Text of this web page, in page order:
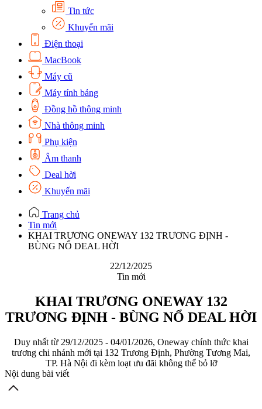
Tin tức
Khuyến mãi
Điện thoại
MacBook
Máy cũ
Máy tính bảng
Đồng hồ thông minh
Nhà thông minh
Phụ kiện
Âm thanh
Deal hời
Khuyến mãi
Trang chủ
Tin mới
KHAI TRƯƠNG ONEWAY 132 TRƯƠNG ĐỊNH -
BÙNG NỔ DEAL HỜI
22/12/2025
Tin mới
KHAI TRƯƠNG ONEWAY 132
TRƯƠNG ĐỊNH - BÙNG NỔ DEAL HỜI
Duy nhất từ 29/12/2025 - 04/01/2026, Oneway chính thức khai
trương chi nhánh mới tại 132 Trương Định, Phường Tương Mai,
TP. Hà Nội đi kèm loạt ưu đãi không thể bỏ lỡ
Nội dung bài viết